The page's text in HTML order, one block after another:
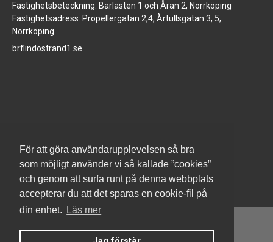
För att göra användarupplevelsen så bra
som möjligt använder vi så kallade ”cookies”
och genom att surfa runt på denna webbplats
accepterar du att det sparas en cookie-fil på
din enhet.
Läs mer
Fastighetsbeteckning: Barlasten 1 och Åran 2, Norrköping
Fastighetsadress: Propellergatan 2,4, Årtullsgatan 3, 5,
Norrköping
brflindostrand1.se
www.jm.se